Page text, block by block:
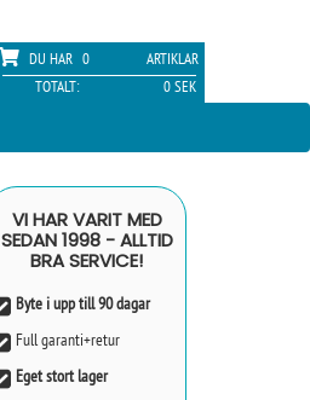
DU HAR 0
ARTIKLAR
TOTALT:
0 SEK
VI HAR VARIT MED
SEDAN 1998 - ALLTID
BRA SERVICE!
Byte i upp till 90 dagar
Full garanti+retur
Eget stort lager